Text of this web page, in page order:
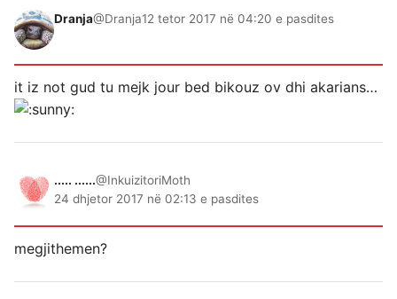
Dranja@Dranja12 tetor 2017 në 04:20 e pasdites
it iz not gud tu mejk jour bed bikouz ov dhi akarians…
..... ......@InkuizitoriMoth
24 dhjetor 2017 në 02:13 e pasdites
megjithemen?